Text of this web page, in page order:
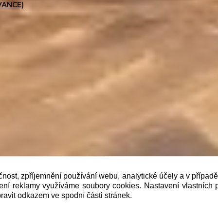
je prodávající povinen vystavit kupujícímu účtenku.
nejpozději do 48 hodin.“
zpříjemnění používání webu, analytické účely a v
reklamy využíváme soubory cookies. Nastavení vlastních
odkazem ve spodní části stránek.